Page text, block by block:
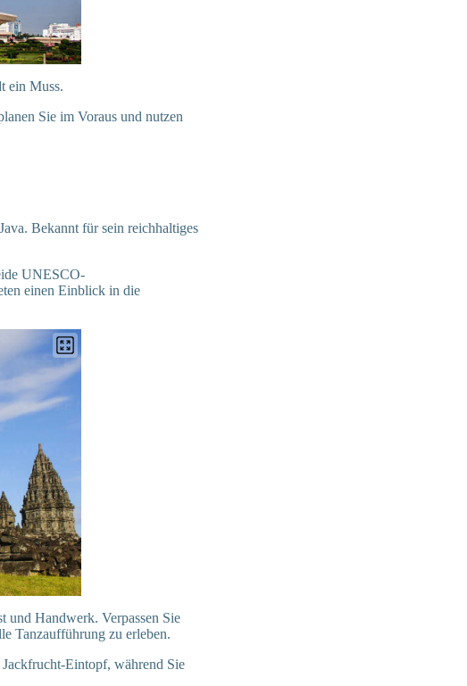
ein Muss.
Sie im Voraus und nutzen
Bekannt für sein reichhaltiges
UNESCO-
einen Einblick in die
und Handwerk. Verpassen Sie
Tanzaufführung zu erleben.
Eintopf, während Sie